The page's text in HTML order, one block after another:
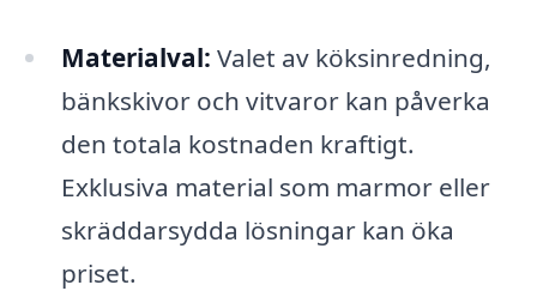
Materialval: Valet av köksinredning,
bänkskivor och vitvaror kan påverka
den totala kostnaden kraftigt.
Exklusiva material som marmor eller
skräddarsydda lösningar kan öka
priset.